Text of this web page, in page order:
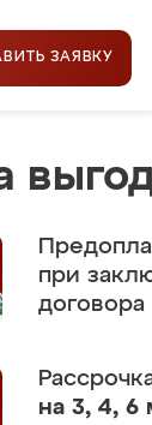
ЗАЯВКУ
при
договора
на 3, 4, 6